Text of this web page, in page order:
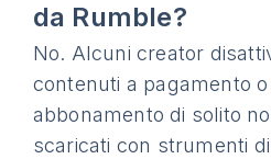
da Rumble?
No. Alcuni creator
contenuti a pagamento
abbonamento di solito
scaricati con strumenti